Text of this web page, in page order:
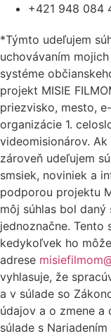
+421 948 084
*Týmto udeľujem
uchovávaním
systéme
projekt MISIE
priezvisko, mesto,
organizácie 1.
videomisionárov.
zároveň udeľujem
smsiek, noviniek a
podporou projektu
môj súhlas bol
jednoznačne. Tento
kedykoľvek ho
adrese
vyhlasuje, že
a v súlade so
údajov a o zmene
súlade s